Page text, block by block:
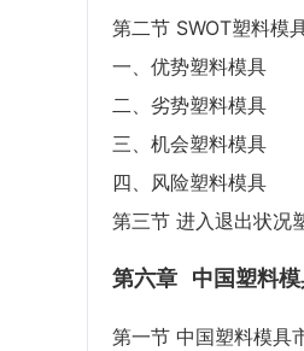
第二节 SWOT塑料模
一、优势塑料模具
二、劣势塑料模具
三、机会塑料模具
四、风险塑料模具
第三节 进入退出状况
第六章 中国塑料
第一节 中国塑料模具